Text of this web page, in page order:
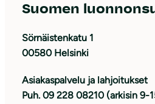
Suomen
Sörnäistenkatu 1
00580 Helsinki
Asiakaspalvelu ja lahjoitukset
Puh. 09 228 08210 (arkisin 9-